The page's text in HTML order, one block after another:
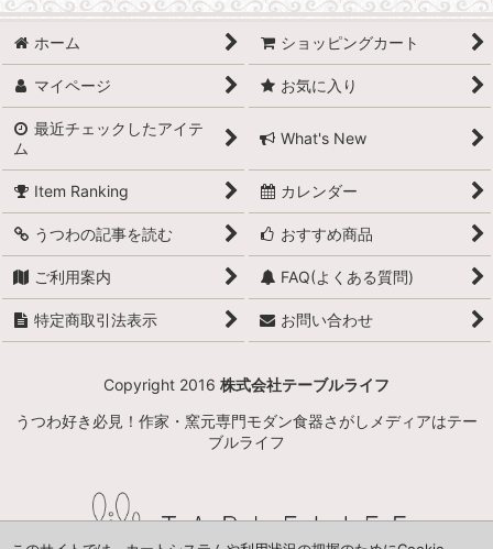
ホーム ショッピングカート
マイページ お気に入り
最近チェックしたアイテ
ム
What's New
Item Ranking カレンダー
うつわの記事を読む おすすめ商品
ご利用案内 FAQ(よくある質問)
特定商取引法表示 お問い合わせ
Copyright 2016 株式会社テーブルライフ
うつわ好き必見！作家・窯元専門モダン食器さがしメディアはテー
ブルライフ